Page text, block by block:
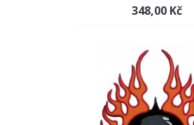
348,00 Kč